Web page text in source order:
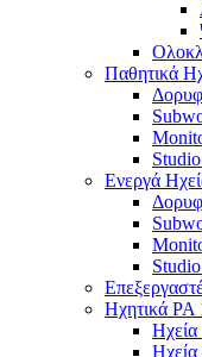
Παθητικά
Ενεργά
Ηχητικά PA